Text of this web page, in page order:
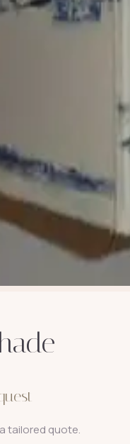
tailored quote.